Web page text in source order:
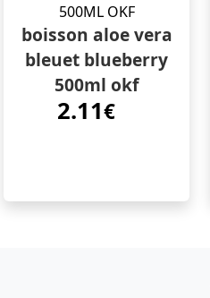
boisson aloe vera
bleuet blueberry
500ml okf
2.11€